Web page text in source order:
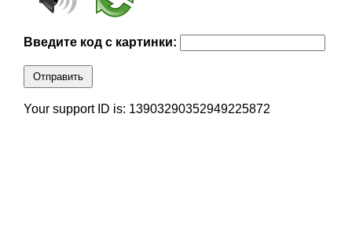
Введите код с картинки:
Отправить
Your support ID is: 13903290352949225872